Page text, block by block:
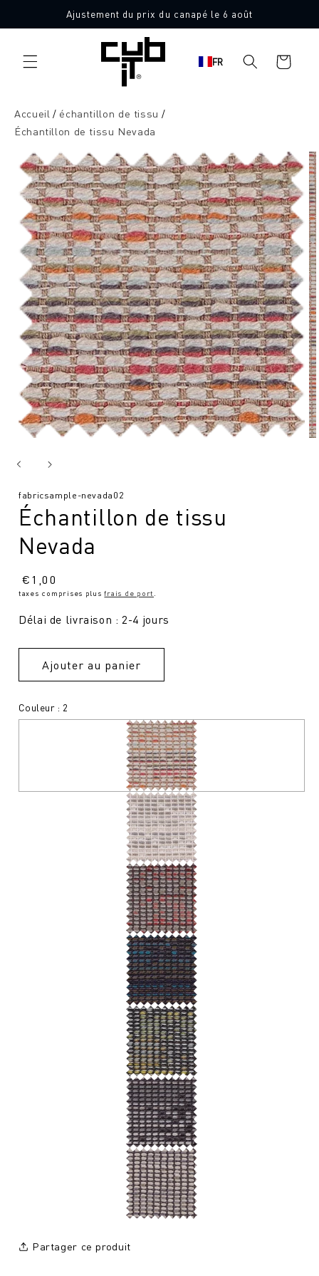
directement
au contenu
Ajustement du prix du canapé le 6 août
FR
Panier
d'achat
Accueil
échantillon de tissu
Échantillon de tissu Nevada
l'information
sur le
produit
10 échantillons de tissu gratuits
SKU
fabricsample-nevada02
Échantillon de tissu
Nevada
Prix
normal
€1,00
taxes comprises plusfrais de port
Délai de livraison : 2-4 jours
Ajouter au panier
Couleur : 2
Partager ce produit